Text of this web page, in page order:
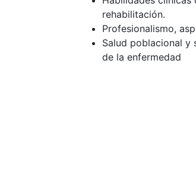
rehabilitación.
Profesionalismo,
Salud poblacional y
de la enfermedad